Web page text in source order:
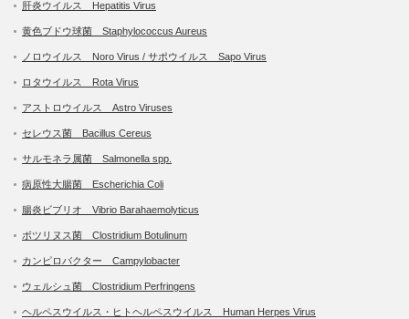
肝炎ウイルス Hepatitis Virus
黄色ブドウ球菌 Staphylococcus Aureus
ノロウイルス Noro Virus / サポウイルス Sapo Virus
ロタウイルス Rota Virus
アストロウイルス Astro Viruses
セレウス菌 Bacillus Cereus
サルモネラ属菌 Salmonella spp.
病原性大腸菌 Escherichia Coli
腸炎ビブリオ Vibrio Barahaemolyticus
ボツリヌス菌 Clostridium Botulinum
カンピロバクター Campylobacter
ウェルシュ菌 Clostridium Perfringens
ヘルペスウイルス・ヒトヘルペスウイルス Human Herpes Virus